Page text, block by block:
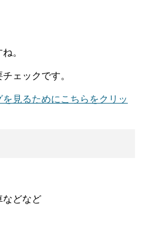
。
ェックです。
見るためにこちらをクリッ
などなど